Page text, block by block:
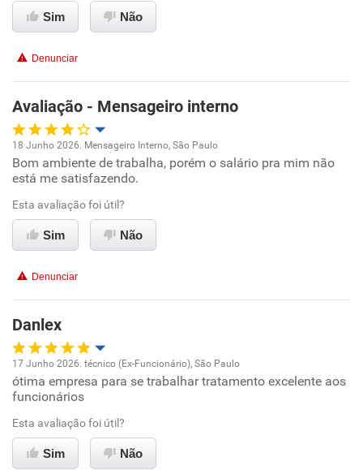
Conciliação com a vida familiar
Recomenda esta empresa
Não recomenda a diretoria
Sim Não
Denunciar
Avaliação - Mensageiro interno
Oportunidade de promoção
Ambiente de trabalho
Conciliação com a vida familiar
Recomenda esta empresa
Não recomenda a diretoria
18 Junho 2026. Mensageiro Interno, São Paulo
Bom ambiente de trabalha, porém o salário pra mim não
está me satisfazendo.
Esta avaliação foi útil?
Sim Não
Denunciar
Danlex
Oportunidade de promoção
Ambiente de trabalho
Conciliação com a vida familiar
17 Junho 2026. técnico (Ex-Funcionário), São Paulo
ótima empresa para se trabalhar tratamento excelente aos
funcionários
Esta avaliação foi útil?
Sim Não